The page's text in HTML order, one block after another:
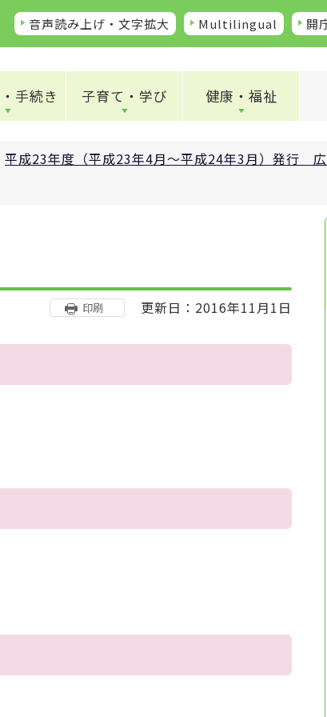
音声読み上げ・文字拡大 Multilingual 開
手続き 子育て・学び 健康・福祉
平成23年度（平成23年4月～平成24年3月）発行
印刷 更新日：2016年11月1日